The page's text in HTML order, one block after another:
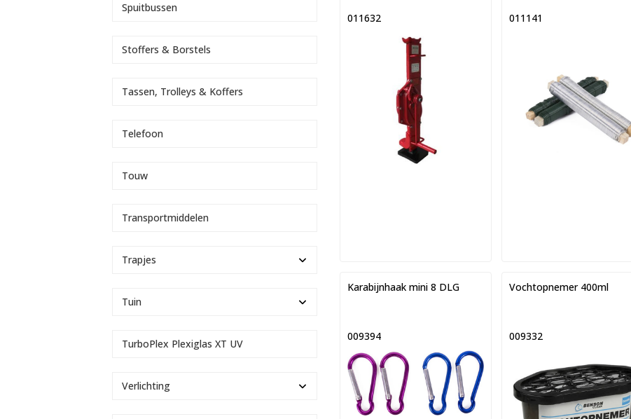
011632 011141
Karabijnhaak mini 8 DLG
009394
Vochtopnemer 400ml
009332
Spuitbussen
Stoffers & Borstels
Tassen, Trolleys & Koffers
Telefoon
Touw
Transportmiddelen
Trapjes
Tuin
TurboPlex Plexiglas XT UV
Verlichting